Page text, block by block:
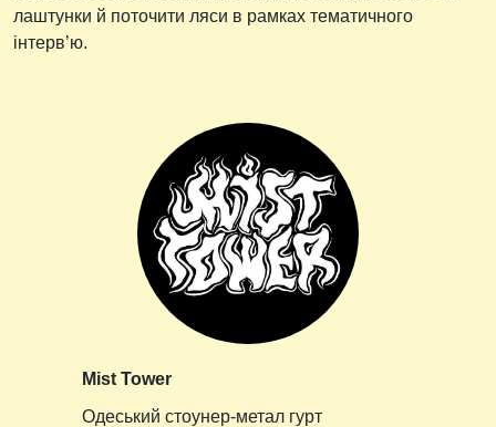
лаштунки й поточити ляси в рамках тематичного
інтерв’ю.
Mist Tower
Одеський стоунер-метал гурт